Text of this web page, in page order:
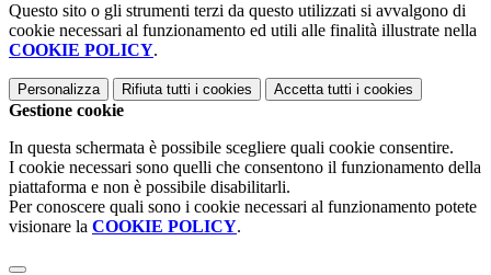
Questo sito o gli strumenti terzi da questo utilizzati si avvalgono di
cookie necessari al funzionamento ed utili alle finalità illustrate nella
COOKIE POLICY.
Personalizza Rifiuta tutti i cookies Accetta tutti i cookies
Gestione cookie
In questa schermata è possibile scegliere quali cookie consentire.
I cookie necessari sono quelli che consentono il funzionamento della
piattaforma e non è possibile disabilitarli.
Per conoscere quali sono i cookie necessari al funzionamento potete
visionare la COOKIE POLICY.